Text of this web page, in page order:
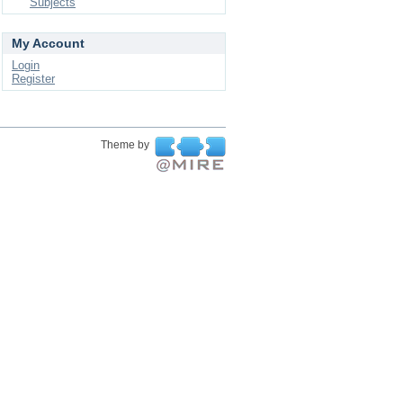
My Account
Login
Register
Theme by